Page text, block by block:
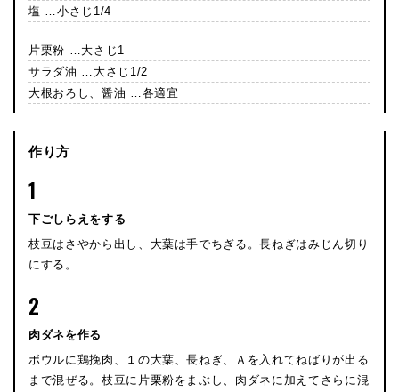
塩 …小さじ1/4
片栗粉 …大さじ1
サラダ油 …大さじ1/2
大根おろし、醤油 …各適宜
作り方
1
下ごしらえをする
枝豆はさやから出し、大葉は手でちぎる。長ねぎはみじん切り
にする。
2
肉ダネを作る
ボウルに鶏挽肉、１の大葉、長ねぎ、Ａを入れてねばりが出る
まで混ぜる。枝豆に片栗粉をまぶし、肉ダネに加えてさらに混